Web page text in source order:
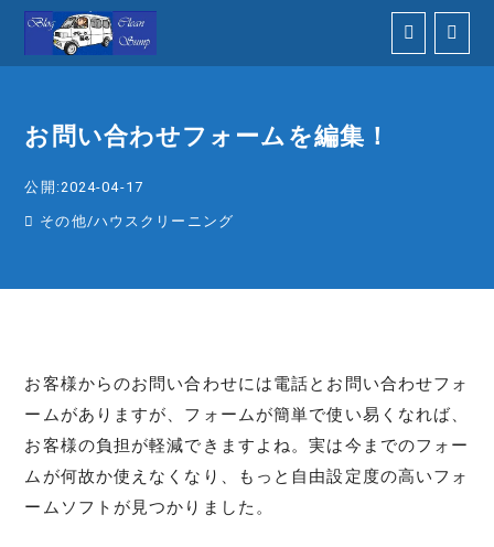
お問い合わせフォームを編集！
公開:2024-04-17
その他/ハウスクリーニング
お客様からのお問い合わせには電話とお問い合わせフォ
ームがありますが、フォームが簡単で使い易くなれば、
お客様の負担が軽減できますよね。実は今までのフォー
ムが何故か使えなくなり、もっと自由設定度の高いフォ
ームソフトが見つかりました。